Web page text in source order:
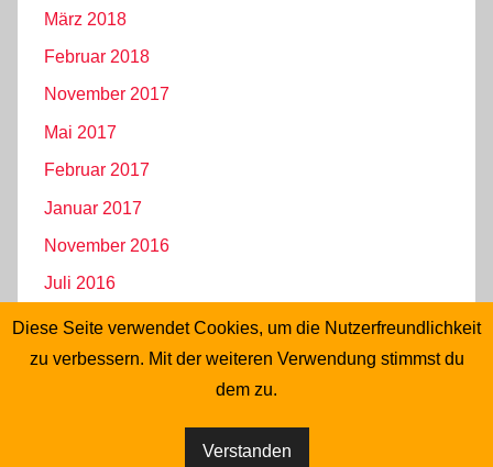
März 2018
Februar 2018
November 2017
Mai 2017
Februar 2017
Januar 2017
November 2016
Juli 2016
Juni 2016
Mai 2016
Diese Seite verwendet Cookies, um die Nutzerfreundlichkeit
zu verbessern. Mit der weiteren Verwendung stimmst du
dem zu.
Verstanden